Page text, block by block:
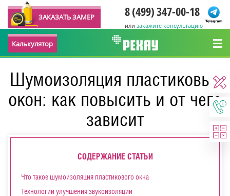
ЗАКАЗАТЬ ЗАМЕР 8 (499) 347-00-18
или закажите консультацию
Калькулятор
Шумоизоляция пластиковых
окон: как повысить и от чего
зависит
СОДЕРЖАНИЕ СТАТЬИ
Что такое шумоизоляция пластикового окна
Технологии улучшения звукоизоляции